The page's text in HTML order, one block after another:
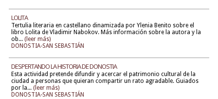
LOLITA
Tertulia literaria en castellano dinamizada por Ylenia Benito sobre el
libro Lolita de Vladimir Nabokov. Más información sobre la autora y la
ob... (leer más)
DONOSTIA-SAN SEBASTIÁN
DESPERTANDO LA HISTORIA DE DONOSTIA
Esta actividad pretende difundir y acercar el patrimonio cultural de la
ciudad a personas que quieran compartir un rato agradable. Guiados
por la... (leer más)
DONOSTIA-SAN SEBASTIÁN